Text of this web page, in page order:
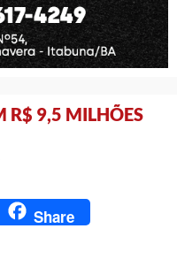
R$ 9,5 MILHÕES
Share